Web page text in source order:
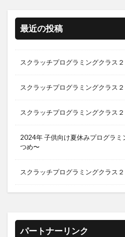
最近の投稿
スクラッチプログラミングクラス
スクラッチプログラミングクラス
スクラッチプログラミングクラス
2024年 子供向け夏休みプログラミ
つめ〜
スクラッチプログラミングクラス
パートナーリンク